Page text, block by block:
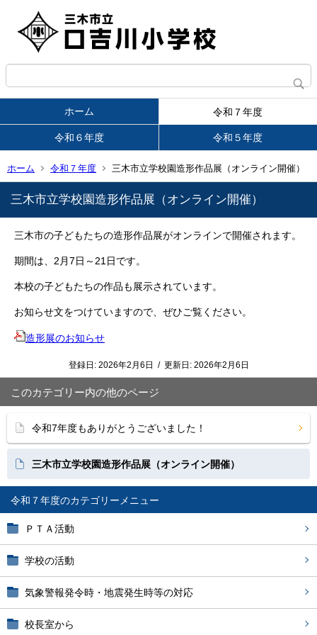
ホーム 令和７年度
令和６年度 令和５年度
ホーム 令和７年度 三木市立学校園造形作品展（オンライン開催）
令和７年度
ＰＴＡ活動
学校の活動
気象警報発令時・地震発生時等の対応
校長室から
三木市立学校園造形作品展（オンライン開催）
三木市の子どもたちの造形作品展がオンラインで開催されます。
期間は、2月7日～21日です。
本校の子どもたちの作品も展示されています。
お知らせ文をつけていますので、ぜひご覧ください。
造形展のお知らせ
登録日: 2026年2月6日 / 更新日: 2026年2月6日
このカテゴリー内の他のページ
令和7年度もありがとうございました！
三木市立学校園造形作品展（オンライン開催）